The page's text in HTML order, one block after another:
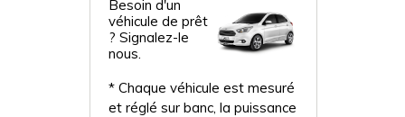
Besoin d'un
véhicule de prêt
? Signalez-le
nous.
* Chaque véhicule est mesuré
et réglé sur banc, la puissance